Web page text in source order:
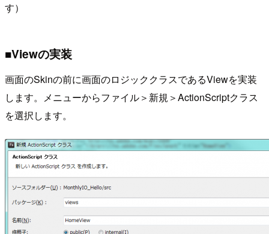
す）
■Viewの実装
画面のSkinの前に画面のロジッククラスであるViewを実装
します。メニューからファイル＞新規＞ActionScriptクラス
を選択します。